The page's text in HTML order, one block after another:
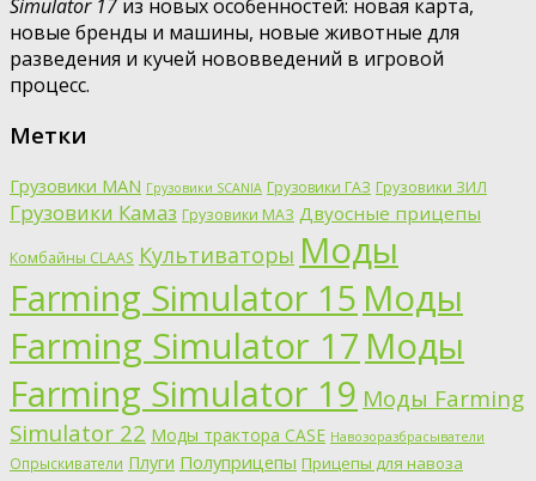
Simulator 17 из новых особенностей: новая карта,
новые бренды и машины, новые животные для
разведения и кучей нововведений в игровой
процесс.
Метки
Грузовики MAN Грузовики SCANIA Грузовики ГАЗ Грузовики ЗИЛ
Грузовики Камаз Грузовики МАЗ Двуосные прицепы
Комбайны CLAAS Культиваторы Моды
Farming Simulator 15 Моды
Farming Simulator 17 Моды
Farming Simulator 19 Моды Farming
Simulator 22 Моды трактора CASE Навозоразбрасыватели
Опрыскиватели Плуги Полуприцепы Прицепы для навоза